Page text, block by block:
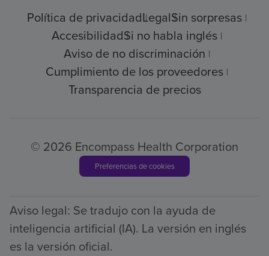
Política de privacidadLegalSin sorpresas
AccesibilidadSi no habla inglés
Aviso de no discriminación
Cumplimiento de los proveedores
Transparencia de precios
© 2026 Encompass Health Corporation
Preferencias de cookies
Aviso legal: Se tradujo con la ayuda de
inteligencia artificial (IA). La versión en inglés
es la versión oficial.